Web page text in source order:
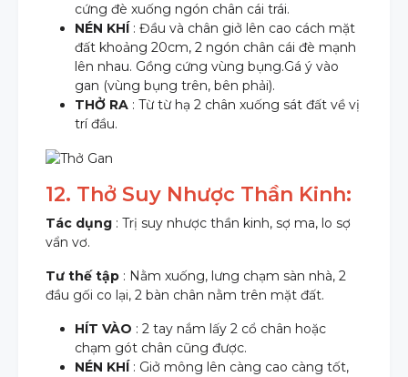
cứng đè xuống ngón chân cái trái.
NÉN KHÍ : Đầu và chân giở lên cao cách mặt
đất khoảng 20cm, 2 ngón chân cái đè mạnh
lên nhau. Gồng cứng vùng bụng.Gá ý vào
gan (vùng bụng trên, bên phải).
THỞ RA : Từ từ hạ 2 chân xuống sát đất về vị
trí đầu.
12. Thở Suy Nhược Thần Kinh:
Tác dụng : Trị suy nhược thần kinh, sợ ma, lo sợ
vẩn vơ.
Tư thế tập : Nằm xuống, lưng chạm sàn nhà, 2
đầu gối co lại, 2 bàn chân nằm trên mặt đất.
HÍT VÀO : 2 tay nắm lấy 2 cổ chân hoặc
chạm gót chân cũng được.
NÉN KHÍ : Giở mông lên càng cao càng tốt,